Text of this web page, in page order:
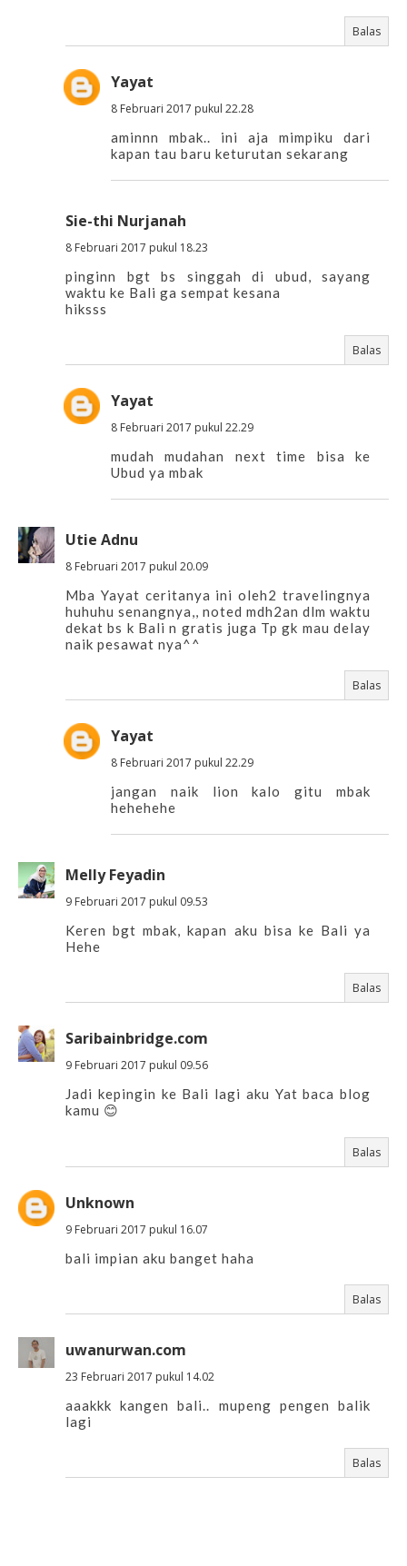
Balas
Yayat
8 Februari 2017 pukul 22.28
aminnn mbak.. ini aja mimpiku dari
kapan tau baru keturutan sekarang
Sie-thi Nurjanah
8 Februari 2017 pukul 18.23
pinginn bgt bs singgah di ubud, sayang
waktu ke Bali ga sempat kesana
hiksss
Balas
Yayat
8 Februari 2017 pukul 22.29
mudah mudahan next time bisa ke
Ubud ya mbak
Utie Adnu
8 Februari 2017 pukul 20.09
Mba Yayat ceritanya ini oleh2 travelingnya
huhuhu senangnya,, noted mdh2an dlm waktu
dekat bs k Bali n gratis juga Tp gk mau delay
naik pesawat nya^^
Balas
Yayat
8 Februari 2017 pukul 22.29
jangan naik lion kalo gitu mbak
hehehehe
Melly Feyadin
9 Februari 2017 pukul 09.53
Keren bgt mbak, kapan aku bisa ke Bali ya
Hehe
Balas
Saribainbridge.com
9 Februari 2017 pukul 09.56
Jadi kepingin ke Bali lagi aku Yat baca blog
kamu 😊
Balas
Unknown
9 Februari 2017 pukul 16.07
bali impian aku banget haha
Balas
uwanurwan.com
23 Februari 2017 pukul 14.02
aaakkk kangen bali.. mupeng pengen balik
lagi
Balas